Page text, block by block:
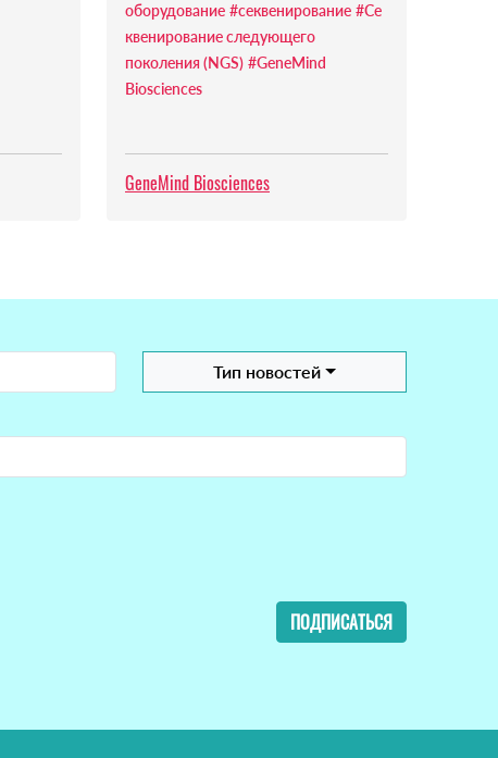
оборудование #секвенирование #Се
квенирование следующего
поколения (NGS) #GeneMind
Biosciences
GeneMind Biosciences
Тип новостей
ПОДПИСАТЬСЯ